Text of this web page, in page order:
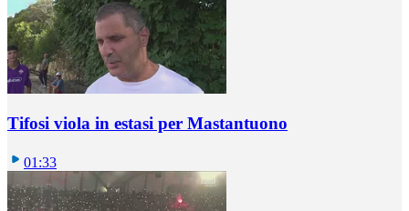
Tifosi viola in estasi per Mastantuono
01:33